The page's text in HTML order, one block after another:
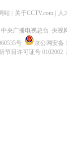
站 关于CCTV.com 人
中央广播电视总台 央视
号
京公网安备
节目许可证号 0102002